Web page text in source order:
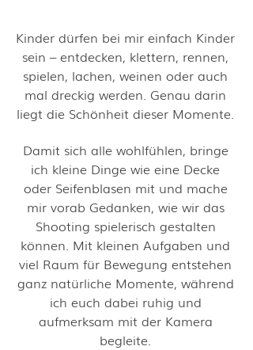
Kinder dürfen bei mir einfach Kinder
sein – entdecken, klettern, rennen,
spielen, lachen, weinen oder auch
mal dreckig werden. Genau darin
liegt die Schönheit dieser Momente.
Damit sich alle wohlfühlen, bringe
ich kleine Dinge wie eine Decke
oder Seifenblasen mit und mache
mir vorab Gedanken, wie wir das
Shooting spielerisch gestalten
können. Mit kleinen Aufgaben und
viel Raum für Bewegung entstehen
ganz natürliche Momente, während
ich euch dabei ruhig und
aufmerksam mit der Kamera
begleite.